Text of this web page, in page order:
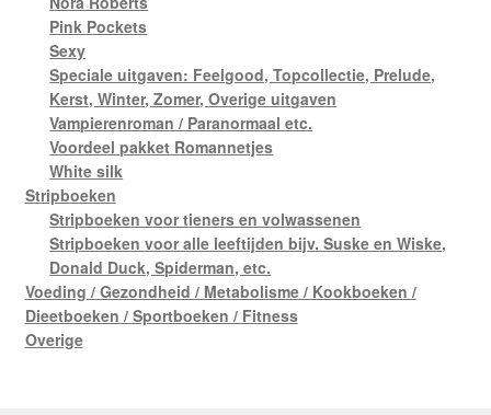
Pink Pockets
Sexy
Speciale uitgaven: Feelgood, Topcollectie, Prelude,
Kerst, Winter, Zomer, Overige uitgaven
Vampierenroman / Paranormaal etc.
Voordeel pakket Romannetjes
White silk
Stripboeken
Stripboeken voor tieners en volwassenen
Stripboeken voor alle leeftijden bijv. Suske en Wiske,
Donald Duck, Spiderman, etc.
Voeding / Gezondheid / Metabolisme / Kookboeken /
Dieetboeken / Sportboeken / Fitness
Overige